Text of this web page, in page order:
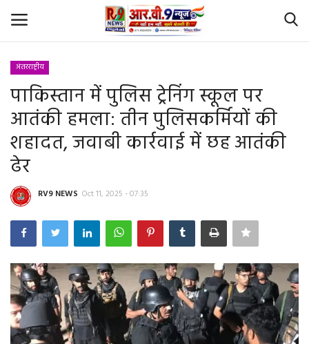
Register
Home
Id Card Verification
About Us
Contact
YouTube
राष्‍ट्रीय
वीडियो
अंतरराष्ट्रीय
पाकिस्तान में पुलिस ट्रेनिंग स्कूल पर
आतंकी हमला: तीन पुलिसकर्मियों की
शहादत, जवाबी कार्रवाई में छह आतंकी
ढेर
RV9 NEWS Oct 11, 2025 - 07:35